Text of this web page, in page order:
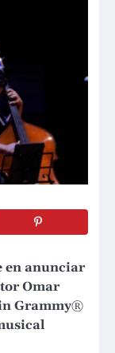
en anunciar
Omar
Grammy®